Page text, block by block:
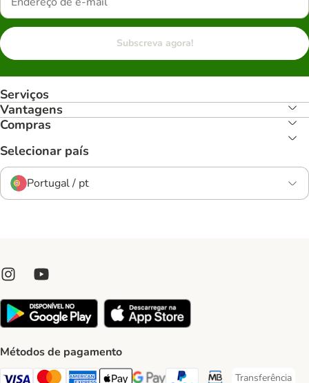
Subscreva agora!
Serviços
Vantagens
Compras
Selecionar país
Portugal / pt
Métodos de pagamento
Transferência